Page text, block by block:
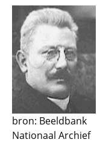
bron: Beeldbank
Nationaal Archief